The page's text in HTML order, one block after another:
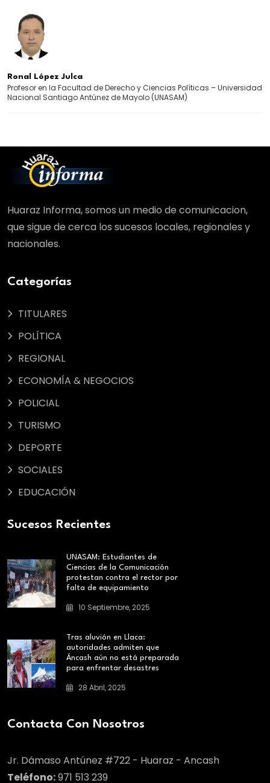
Ronal López Julca
Profesor en la Facultad de Derecho y Ciencias Políticas – Universidad
Nacional Santiago Antúnez de Mayolo (UNASAM)
Huaraz Informa, somos un medio de comunicacion,
que sigue de cerca los sucesos locales, regionales y
nacionales.
Categorías
TITULARES
POLÍTICA
REGIONAL
ECONOMÍA & NEGOCIOS
POLICIAL
TURISMO
DEPORTE
SOCIALES
EDUCACIÓN
Sucesos Recientes
UNASAM: Estudiantes de
Ciencias de la Comunicación
protestan contra el rector por
falta de equipamiento
10 Septiembre, 2025
Tras aluvión en Llaca:
autoridades admiten que
Áncash aún no está preparada
para enfrentar desastres
28 Abril, 2025
Contacta Con Nosotros
Jr. Dámaso Antúnez #722 - Huaraz - Ancash
Teléfono:971 513 239